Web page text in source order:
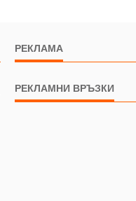
РЕКЛАМА
РЕКЛАМНИ ВРЪЗКИ